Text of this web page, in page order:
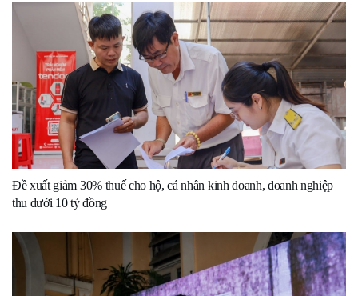
Đề xuất giảm 30% thuế cho hộ, cá nhân kinh doanh, doanh nghiệp
thu dưới 10 tỷ đồng